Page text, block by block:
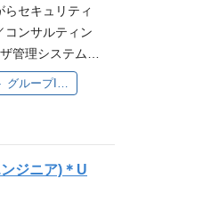
ーエージェント
年の創業から
客の広告効果
ニーとして市
業にも参入。各
す。
Terraform AW
ュリティなど）
ィなど） コン
AI開発ツー
どの認証、認
MySQL
ーバ及びミドル
ロダクトの開
】 下記のいず
全体のセキュ
い求めつつ現実
この仕事は大き
ちのミッション
、セキュリテ
で持続可能な
ィニーズに応じ
ュリティを考慮
）における安
支援 サイバー
キュリティ啓発
進の自由度＞
やスキルを発
。 チームとし
軽に他のメン
可能＞ セキュリ
ジェクトマネ
ができます。
セキュリティ
コンサルティン
管理システムや
クト開発に関
けるマルウェ
報セキュリティ
バーエージェン
業、ゲーム事
サイバーエー
ジニア)＊U